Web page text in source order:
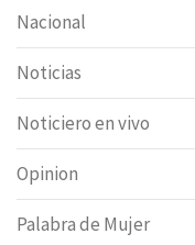
Nacional
Noticias
Noticiero en vivo
Opinion
Palabra de Mujer